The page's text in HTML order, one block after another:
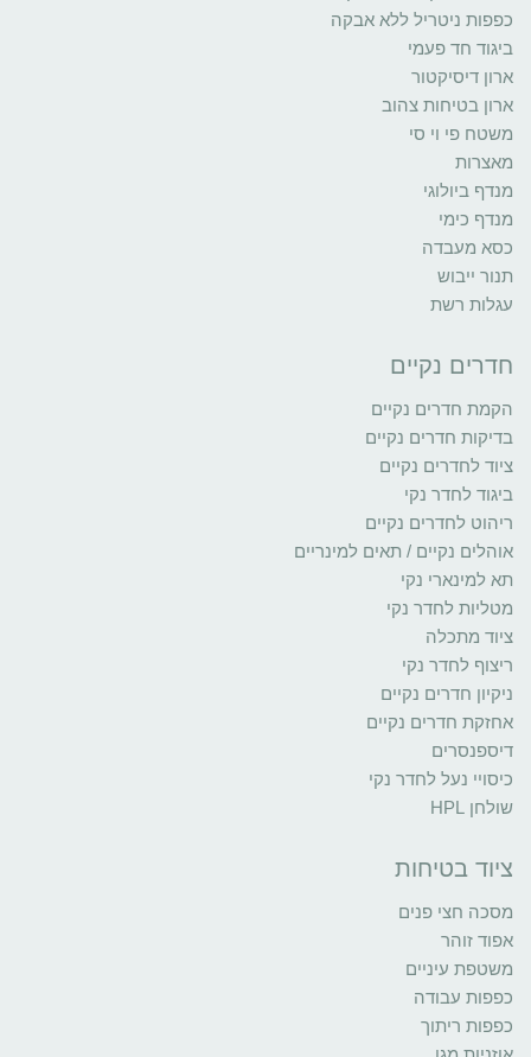
כפפות ניטריל ללא אבקה
ביגוד חד פעמי
ארון דיסיקטור
ארון בטיחות צהוב
משטח פי וי סי
מאצרות
מנדף ביולוגי
מנדף כימי
כסא מעבדה
תנור ייבוש
עגלות רשת
חדרים נקיים
הקמת חדרים נקיים
בדיקות חדרים נקיים
ציוד לחדרים נקיים
ביגוד לחדר נקי
ריהוט לחדרים נקיים
אוהלים נקיים / תאים למינריים
תא למינארי נקי
מטליות לחדר נקי
ציוד מתכלה
ריצוף לחדר נקי
ניקיון חדרים נקיים
אחזקת חדרים נקיים
דיספנסרים
כיסויי נעל לחדר נקי
שולחן HPL
ציוד בטיחות
מסכה חצי פנים
אפוד זוהר
משטפת עיניים
כפפות עבודה
כפפות ריתוך